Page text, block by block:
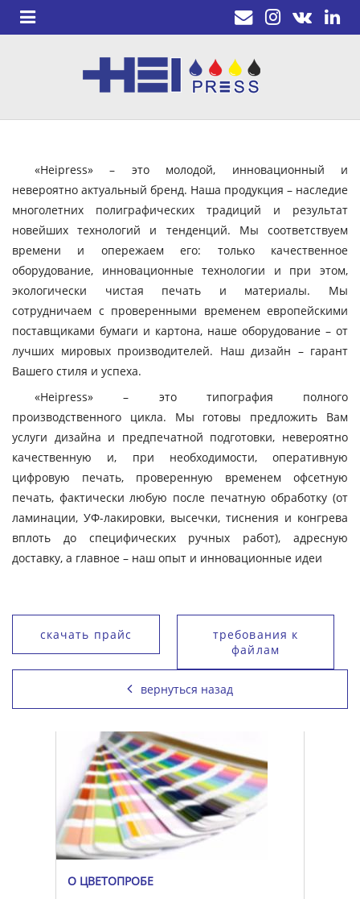
«Heipress» – это молодой, инновационный и
невероятно актуальный бренд. Наша продукция – наследие
многолетних полиграфических традиций и результат
новейших технологий и тенденций. Мы соответствуем
времени и опережаем его: только качественное
оборудование, инновационные технологии и при этом,
экологически чистая печать и материалы. Мы
сотрудничаем с проверенными временем европейскими
поставщиками бумаги и картона, наше оборудование – от
лучших мировых производителей. Наш дизайн – гарант
Вашего стиля и успеха.
«Heipress» – это типография полного
производственного цикла. Мы готовы предложить Вам
услуги дизайна и предпечатной подготовки, невероятно
качественную и, при необходимости, оперативную
цифровую печать, проверенную временем офсетную
печать, фактически любую после печатную обработку (от
ламинации, УФ-лакировки, высечки, тиснения и конгрева
вплоть до специфических ручных работ), адресную
доставку, а главное – наш опыт и инновационные идеи
скачать прайс
требования к
файлам
вернуться назад
О ЦВЕТОПРОБЕ